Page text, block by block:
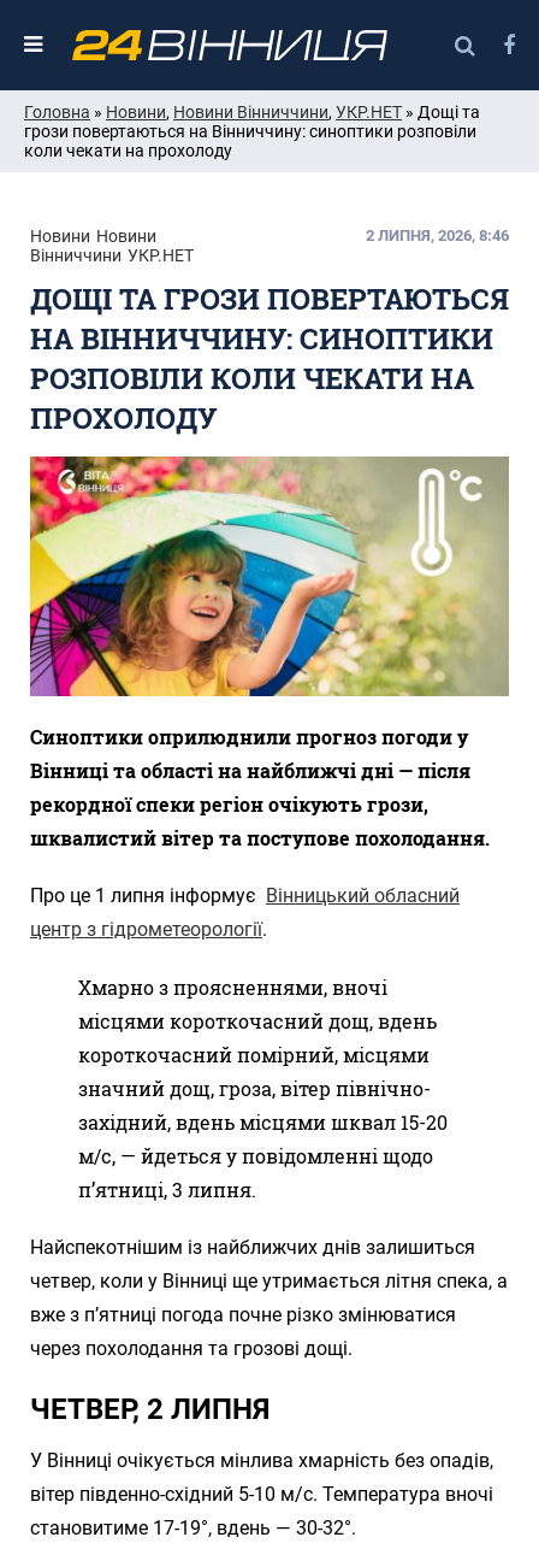
Головна » Новини, Новини Вінниччини, УКР.НЕТ » Дощі та
грози повертаються на Вінниччину: синоптики розповіли
коли чекати на прохолоду
Новини Новини
Вінниччини УКР.НЕТ
2 ЛИПНЯ, 2026, 8:46
ДОЩІ ТА ГРОЗИ ПОВЕРТАЮТЬСЯ
НА ВІННИЧЧИНУ: СИНОПТИКИ
РОЗПОВІЛИ КОЛИ ЧЕКАТИ НА
ПРОХОЛОДУ
Синоптики оприлюднили прогноз погоди у
Вінниці та області на найближчі дні — після
рекордної спеки регіон очікують грози,
шквалистий вітер та поступове похолодання.
Про це 1 липня інформує Вінницький обласний
центр з гідрометеорології.
Хмарно з проясненнями, вночі
місцями короткочасний дощ, вдень
короткочасний помірний, місцями
значний дощ, гроза, вітер північно-
західний, вдень місцями шквал 15-20
м/с, — йдеться у повідомленні щодо
п’ятниці, 3 липня.
Найспекотнішим із найближчих днів залишиться
четвер, коли у Вінниці ще утримається літня спека, а
вже з п’ятниці погода почне різко змінюватися
через похолодання та грозові дощі.
ЧЕТВЕР, 2 ЛИПНЯ
У Вінниці очікується мінлива хмарність без опадів,
вітер південно-східний 5-10 м/с. Температура вночі
становитиме 17-19°, вдень — 30-32°.